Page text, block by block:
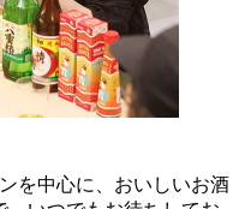
を中心に、おいしいお酒